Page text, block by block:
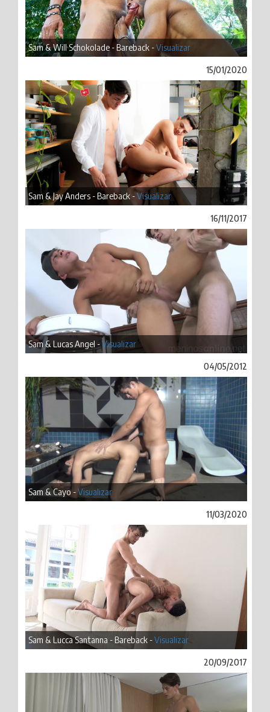
Sam & Will Schokolade - Bareback -Visualizar
15/01/2020
Sam & Jay Anders - Bareback -Visualizar
16/11/2017
Sam & Lucas Angel -Visualizar
04/05/2012
Sam & Cayo -Visualizar
11/03/2020
Sam & Lucca Santanna - Bareback -Visualizar
20/09/2017